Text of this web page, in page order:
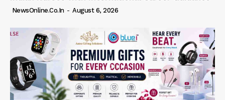
NewsOnline.co.in - August 6, 2026